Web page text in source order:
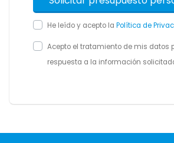
He leído y acepto la Política de
Acepto el tratamiento de mis datos
respuesta a la información